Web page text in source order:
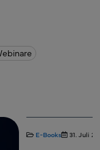
Blogs 2. Juli 2026